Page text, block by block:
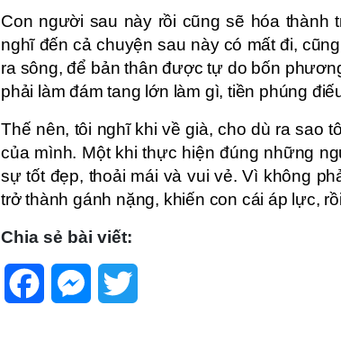
Con người sau này rồi cũng sẽ hóa thành
nghĩ đến cả chuyện sau này có mất đi,
ra sông, để bản thân được tự do bốn
phải làm đám tang lớn làm gì, tiền phúng
Thế nên, tôi nghĩ khi về già, cho dù ra sao
của mình. Một khi thực hiện đúng những
sự tốt đẹp, thoải mái và vui vẻ. Vì không
trở thành gánh nặng, khiến con cái áp lực,
Chia sẻ bài viết:
FacebookMessenger